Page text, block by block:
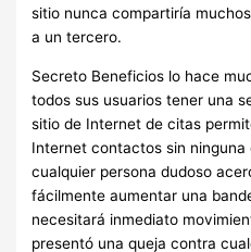
sitio nunca compartiría
a un tercero.
Secreto Beneficios lo hace
todos sus usuarios tener una
sitio de Internet de citas
Internet contactos sin ninguna
cualquier persona dudoso
fácilmente aumentar una
necesitará inmediato
presentó una queja contra